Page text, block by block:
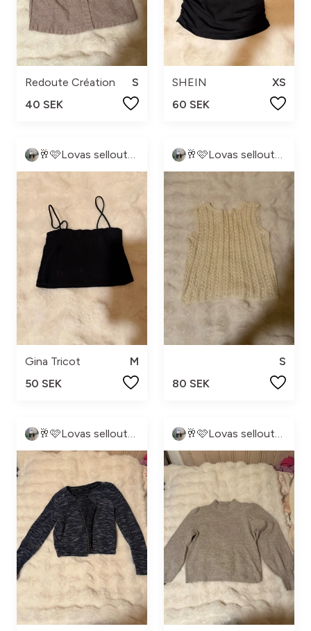
Redoute Création
S
40 SEK
SHEIN
XS
60 SEK
Gina Tricot
M
50 SEK
S
80 SEK
🥂🩷Lovas sellout🩷🥂 🥂🩷Lovas sellout🩷🥂